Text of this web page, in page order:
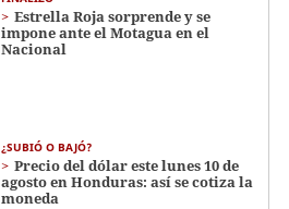
Estrella Roja sorprende y se
impone ante el Motagua en el
Nacional
¿SUBIÓ O BAJÓ?
Precio del dólar este lunes 10 de
agosto en Honduras: así se cotiza la
moneda